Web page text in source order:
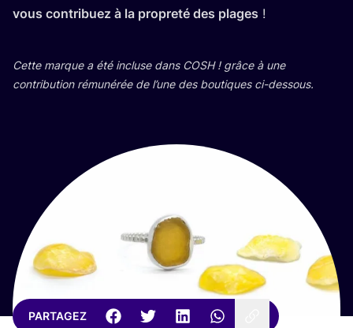
vous contri­buez à la pro­pre­té des plages !
Cette marque a été incluse dans COSH! grâce à une
contri­bu­tion rému­né­rée de l’une des bou­tiques ci-dessous.
PARTAGEZ